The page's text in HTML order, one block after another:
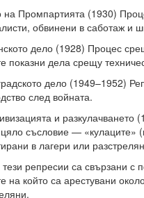
на Промпартията (1930)
обвинени в саботаж и
дело (1928) Процес
показни дела срещу
дело (1949–1952)
след войната.
и
съсловие — «кулаците»
в лагери или
тези репресии са свързани
на който са арестувани